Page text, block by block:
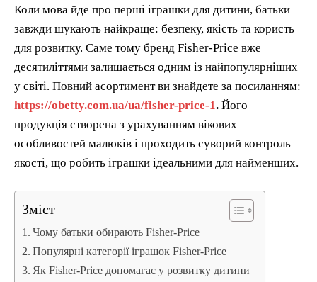
Коли мова йде про перші іграшки для дитини, батьки
завжди шукають найкраще: безпеку, якість та користь
для розвитку. Саме тому бренд Fisher-Price вже
десятиліттями залишається одним із найпопулярніших
у світі. Повний асортимент ви знайдете за посиланням:
https://obetty.com.ua/ua/fisher-price-1. Його
продукція створена з урахуванням вікових
особливостей малюків і проходить суворий контроль
якості, що робить іграшки ідеальними для найменших.
Зміст
Чому батьки обирають Fisher-Price
Популярні категорії іграшок Fisher-Price
Як Fisher-Price допомагає у розвитку дитини